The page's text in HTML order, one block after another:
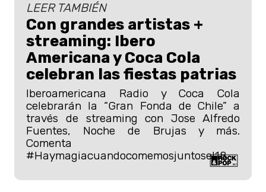
LEER TAMBIÉN
Con grandes artistas +
streaming: Ibero
Americana y Coca Cola
celebran las fiestas patrias
Iberoamericana Radio y Coca Cola
celebrarán la “Gran Fonda de Chile” a
través de streaming con Jose Alfredo
Fuentes, Noche de Brujas y más.
Comenta
#Haymagiacuandocomemosjuntosel18